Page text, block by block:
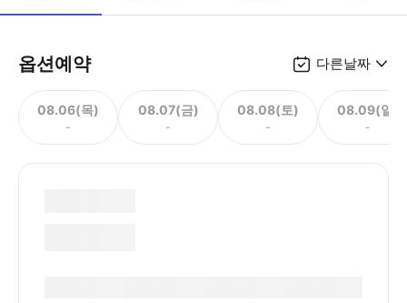
옵션예약 다른날짜
08.06(목)
-
08.07(금)
-
08.08(토)
-
08.09(일)
-